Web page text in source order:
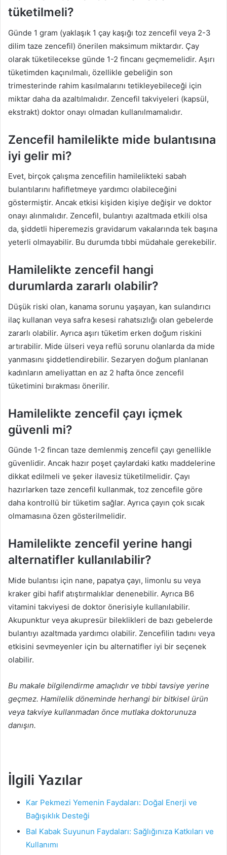
tüketilmeli?
Günde 1 gram (yaklaşık 1 çay kaşığı toz zencefil veya 2-3
dilim taze zencefil) önerilen maksimum miktardır. Çay
olarak tüketilecekse günde 1-2 fincanı geçmemelidir. Aşırı
tüketimden kaçınılmalı, özellikle gebeliğin son
trimesterinde rahim kasılmalarını tetikleyebileceği için
miktar daha da azaltılmalıdır. Zencefil takviyeleri (kapsül,
ekstrakt) doktor onayı olmadan kullanılmamalıdır.
Zencefil hamilelikte mide bulantısına
iyi gelir mi?
Evet, birçok çalışma zencefilin hamilelikteki sabah
bulantılarını hafifletmeye yardımcı olabileceğini
göstermiştir. Ancak etkisi kişiden kişiye değişir ve doktor
onayı alınmalıdır. Zencefil, bulantıyı azaltmada etkili olsa
da, şiddetli hiperemezis gravidarum vakalarında tek başına
yeterli olmayabilir. Bu durumda tıbbi müdahale gerekebilir.
Hamilelikte zencefil hangi
durumlarda zararlı olabilir?
Düşük riski olan, kanama sorunu yaşayan, kan sulandırıcı
ilaç kullanan veya safra kesesi rahatsızlığı olan gebelerde
zararlı olabilir. Ayrıca aşırı tüketim erken doğum riskini
artırabilir. Mide ülseri veya reflü sorunu olanlarda da mide
yanmasını şiddetlendirebilir. Sezaryen doğum planlanan
kadınların ameliyattan en az 2 hafta önce zencefil
tüketimini bırakması önerilir.
Hamilelikte zencefil çayı içmek
güvenli mi?
Günde 1-2 fincan taze demlenmiş zencefil çayı genellikle
güvenlidir. Ancak hazır poşet çaylardaki katkı maddelerine
dikkat edilmeli ve şeker ilavesiz tüketilmelidir. Çayı
hazırlarken taze zencefil kullanmak, toz zencefile göre
daha kontrollü bir tüketim sağlar. Ayrıca çayın çok sıcak
olmamasına özen gösterilmelidir.
Hamilelikte zencefil yerine hangi
alternatifler kullanılabilir?
Mide bulantısı için nane, papatya çayı, limonlu su veya
kraker gibi hafif atıştırmalıklar denenebilir. Ayrıca B6
vitamini takviyesi de doktor önerisiyle kullanılabilir.
Akupunktur veya akupresür bileklikleri de bazı gebelerde
bulantıyı azaltmada yardımcı olabilir. Zencefilin tadını veya
etkisini sevmeyenler için bu alternatifler iyi bir seçenek
olabilir.
Bu makale bilgilendirme amaçlıdır ve tıbbi tavsiye yerine
geçmez. Hamilelik döneminde herhangi bir bitkisel ürün
veya takviye kullanmadan önce mutlaka doktorunuza
danışın.
İlgili Yazılar
Kar Pekmezi Yemenin Faydaları: Doğal Enerji ve
Bağışıklık Desteği
Bal Kabak Suyunun Faydaları: Sağlığınıza Katkıları ve
Kullanımı